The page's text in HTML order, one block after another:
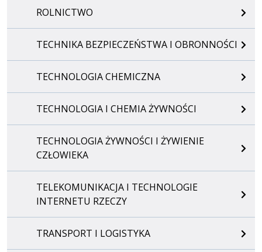
ROLNICTWO
TECHNIKA BEZPIECZEŃSTWA I OBRONNOŚCI
TECHNOLOGIA CHEMICZNA
TECHNOLOGIA I CHEMIA ŻYWNOŚCI
TECHNOLOGIA ŻYWNOŚCI I ŻYWIENIE
CZŁOWIEKA
TELEKOMUNIKACJA I TECHNOLOGIE
INTERNETU RZECZY
TRANSPORT I LOGISTYKA